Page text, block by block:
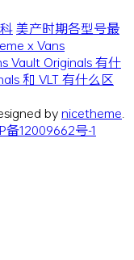
美产时期各型号最
x Vans
Vault Originals 有什
和 VLT 有什么区
bynicetheme
备12009662号-1